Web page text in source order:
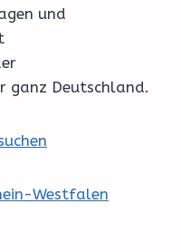
und
Deutschland.
Westfalen